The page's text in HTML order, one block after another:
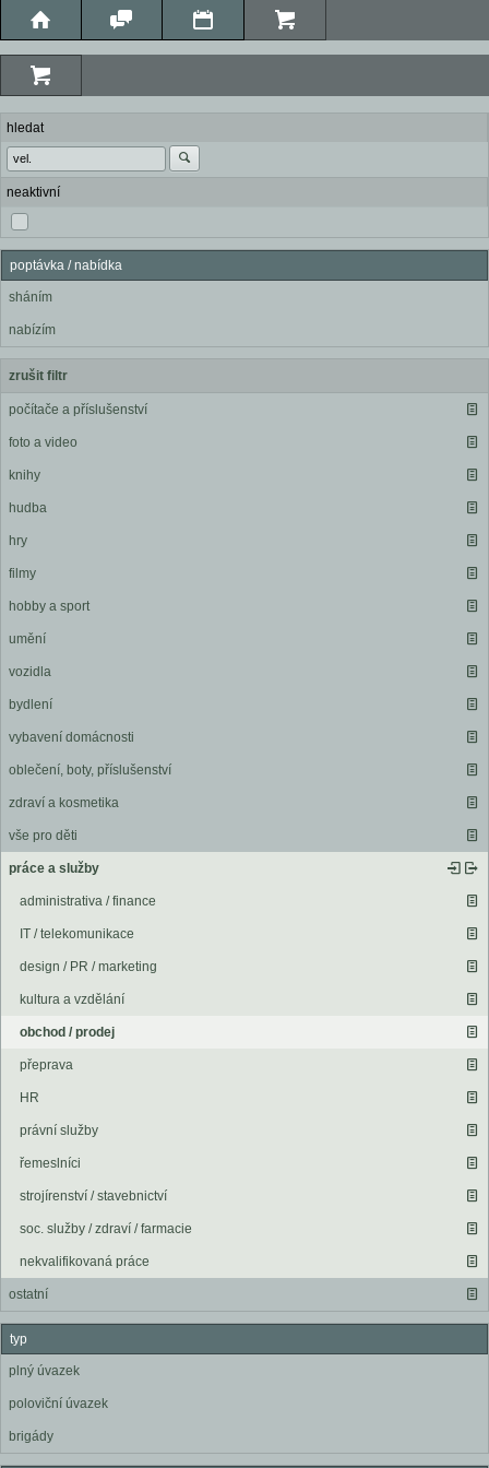
hledat
neaktivní
poptávka / nabídka
sháním
nabízím
zrušit filtr
počítače a příslušenství
foto a video
knihy
hudba
hry
filmy
hobby a sport
umění
vozidla
bydlení
vybavení domácnosti
oblečení, boty, příslušenství
zdraví a kosmetika
vše pro děti
práce a služby
administrativa / finance
IT / telekomunikace
design / PR / marketing
kultura a vzdělání
obchod / prodej
přeprava
HR
právní služby
řemeslníci
strojírenství / stavebnictví
soc. služby / zdraví / farmacie
nekvalifikovaná práce
ostatní
typ
plný úvazek
poloviční úvazek
brigády